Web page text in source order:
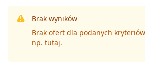
Brak wyników
Brak ofert dla podanych
np. tutaj.